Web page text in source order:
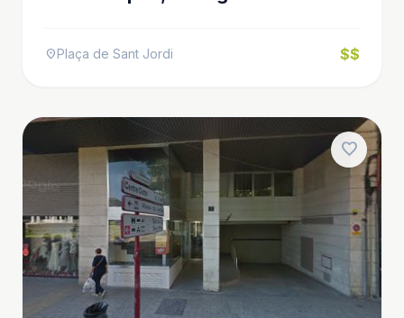
location_onPlaça de Sant Jordi $$
favorite